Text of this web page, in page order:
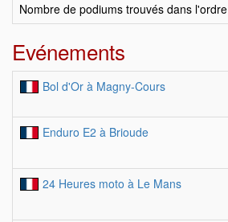
Nombre de podiums trouvés dans l'ordre
Evénements
Bol d'Or à Magny-Cours
Enduro E2 à Brioude
24 Heures moto à Le Mans